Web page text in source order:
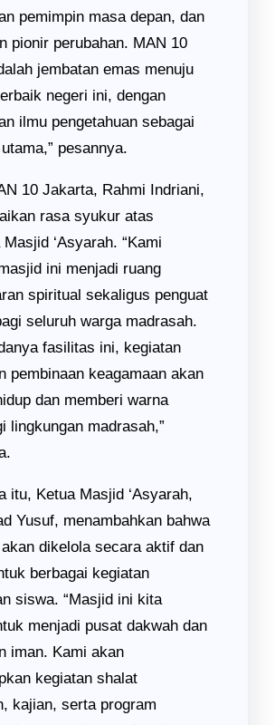
pemimpin masa depan, dan
pionir perubahan. MAN 10
jembatan emas menuju
negeri ini, dengan
ilmu pengetahuan sebagai
pesannya.
10 Jakarta, Rahmi Indriani,
rasa syukur atas
‘Asyarah. “Kami
ini menjadi ruang
spiritual sekaligus penguat
seluruh warga madrasah.
fasilitas ini, kegiatan
pembinaan keagamaan akan
dan memberi warna
lingkungan madrasah,”
itu, Ketua Masjid ‘Asyarah,
Yusuf, menambahkan bahwa
dikelola secara aktif dan
berbagai kegiatan
siswa. “Masjid ini kita
menjadi pusat dakwah dan
iman. Kami akan
kegiatan shalat
kajian, serta program